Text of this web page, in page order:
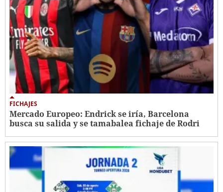
FICHAJES
Mercado Europeo: Endrick se iría, Barcelona
busca su salida y se tamabalea fichaje de Rodri